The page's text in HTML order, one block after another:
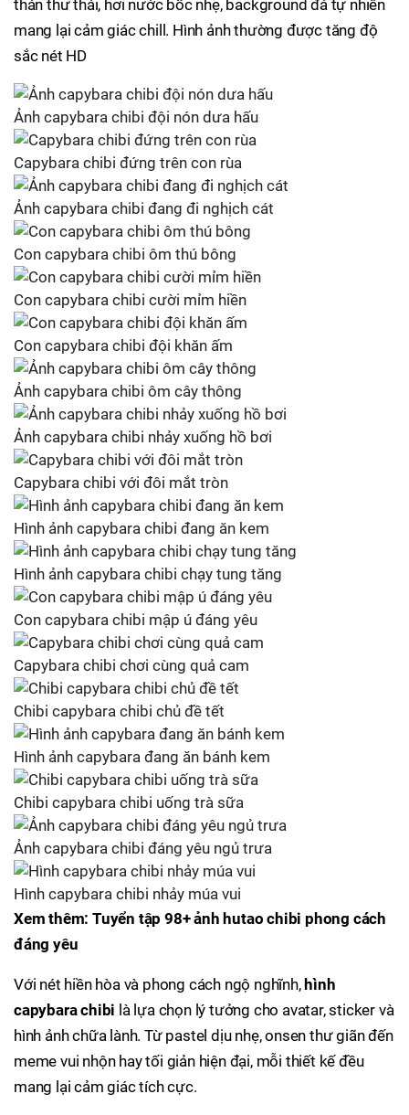
thản thư thái, hơi nước bốc nhẹ, background đá tự nhiên
mang lại cảm giác chill. Hình ảnh thường được tăng độ
sắc nét HD
Ảnh capybara chibi đội nón dưa hấu
Capybara chibi đứng trên con rùa
Ảnh capybara chibi đang đi nghịch cát
Con capybara chibi ôm thú bông
Con capybara chibi cười mỉm hiền
Con capybara chibi đội khăn ấm
Ảnh capybara chibi ôm cây thông
Ảnh capybara chibi nhảy xuống hồ bơi
Capybara chibi với đôi mắt tròn
Hình ảnh capybara chibi đang ăn kem
Hình ảnh capybara chibi chạy tung tăng
Con capybara chibi mập ú đáng yêu
Capybara chibi chơi cùng quả cam
Chibi capybara chibi chủ đề tết
Hình ảnh capybara đang ăn bánh kem
Chibi capybara chibi uống trà sữa
Ảnh capybara chibi đáng yêu ngủ trưa
Hình capybara chibi nhảy múa vui
Xem thêm: Tuyển tập 98+ ảnh hutao chibi phong cách
đáng yêu
Với nét hiền hòa và phong cách ngộ nghĩnh, hình
capybara chibi là lựa chọn lý tưởng cho avatar, sticker và
hình ảnh chữa lành. Từ pastel dịu nhẹ, onsen thư giãn đến
meme vui nhộn hay tối giản hiện đại, mỗi thiết kế đều
mang lại cảm giác tích cực.